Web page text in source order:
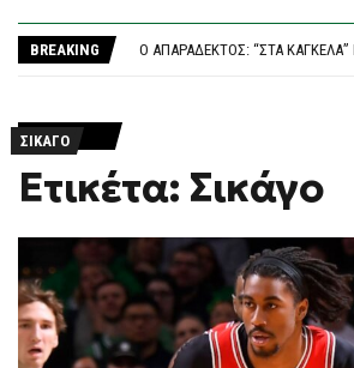
BREAKING
ΣΙΚΆΓΟ
Ετικέτα: Σικάγο